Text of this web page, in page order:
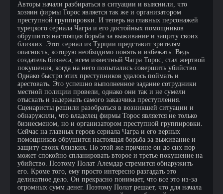
Авторы начали разбираться в ситуации и выяснили, что
хозяин фирмы Торос является так же и организатором
преступной группировки. И теперь на главных персонажей
турецкого сериала Чагра и его достойных помощников
обрушится настоящая борьба за выживание и защиту своих
близких. Этот сериал из Турции представит зрителям
опасность, которую необходимо понять и избежать. Ведь
создатель бизнеса, всем известный Чагра Торос, стал жертвой
покушения, когда на него попытались совершить убийство.
Однако быстро этих преступников удалось поймать и
арестовать. Это успешно выполненное задание сотрудники
местной полиции провели, однако они так и не сумели
отыскать и задержать самого заказчика преступления.
Сценаристы решили разобраться в возникшей ситуации и
обнаружили, что владелец фирмы Торос является не только
бизнесменом, но и организатором преступной группировки.
Сейчас на главных героев сериала Чагра и его верных
помощников обрушится настоящая борьба за выживание и
защиту своих близких. По этой же причине он до сих пор
может спокойно спланировать второе и третье покушение на
убийство. Поэтому Полат Алемдар стремится обнаружить
его. Кроме того, ему просто интересно разгадать это
деликатное дело. Он прекрасно понимает, что все это из-за
огромных сумм денег. Поэтому Полат решает, что для начала